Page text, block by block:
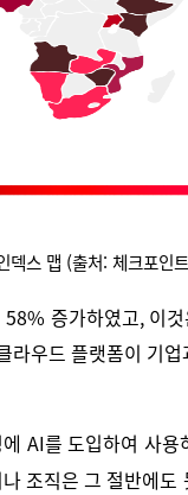
덱스 맵 (출처: 체크포인
증가하였고, 이
우드 플랫폼이 기
AI를 도입하여 사
조직은 그 절반에